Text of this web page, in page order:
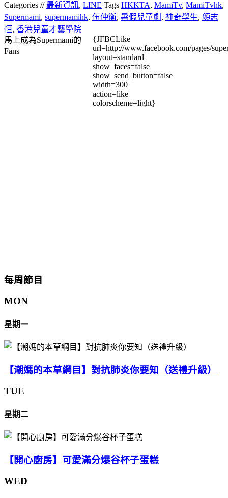
Categories // 最新資訊, LINE Tags HKKTA, MamiTv, MamiTvhk,
Supermami, supermamihk, 伍仲衡, 暑假兒童劇 , 神奇學生, 顏志
恒, 香港兒童才藝學院
馬上成為Supermami的
Fans
{JFBCLike
url=http://www.facebook.com/pages/
layout=standard
show_faces=false
show_send_button=false
width=300
action=like
colorscheme=light}
每周節目
MON
星期一
【潮媽的本草綱目】對抗肺炎你要知（送禮升級）
TUE
星期二
【開心廚房】可愛滿分爆谷杯子蛋糕
WED